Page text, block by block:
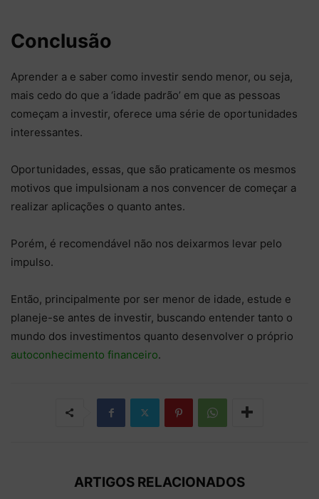
Conclusão
Aprender a e saber como investir sendo menor, ou seja,
mais cedo do que a ‘idade padrão’ em que as pessoas
começam a investir, oferece uma série de oportunidades
interessantes.
Oportunidades, essas, que são praticamente os mesmos
motivos que impulsionam a nos convencer de começar a
realizar aplicações o quanto antes.
Porém, é recomendável não nos deixarmos levar pelo
impulso.
Então, principalmente por ser menor de idade, estude e
planeje-se antes de investir, buscando entender tanto o
mundo dos investimentos quanto desenvolver o próprio
autoconhecimento financeiro.
ARTIGOS RELACIONADOS